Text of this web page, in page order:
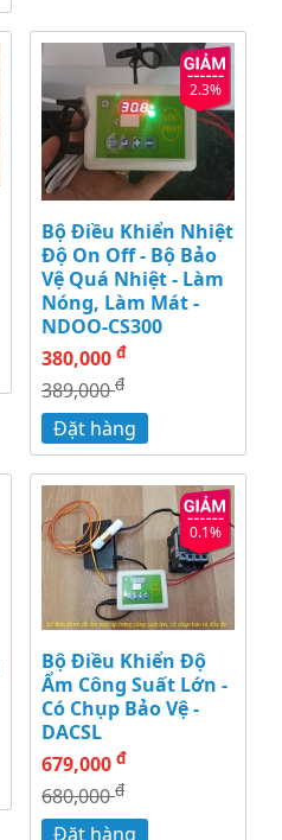
2.3%
Bộ Điều Khiển Nhiệt
Độ On Off - Bộ Bảo
Vệ Quá Nhiệt - Làm
Nóng, Làm Mát -
NDOO-CS300
380,000 đ
389,000đ
Đặt hàng
0.1%
Bộ Điều Khiển Độ
Ẩm Công Suất Lớn -
Có Chụp Bảo Vệ -
DACSL
679,000 đ
680,000đ
Đặt hàng